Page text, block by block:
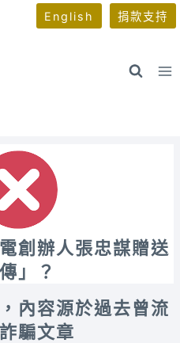
English 捐款支持
創辦人張忠謀贈送
」？
內容源於過去曾流
騙文章